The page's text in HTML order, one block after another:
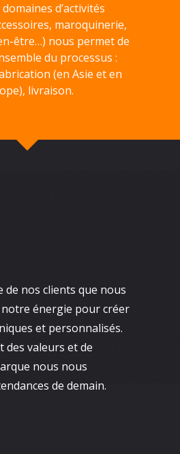
d’activités
maroquinerie,
être…) nous permet de
du processus :
(en Asie et en
livraison.
de nos clients que nous
énergie pour créer
et personnalisés.
des valeurs et de
nous nous
de demain.